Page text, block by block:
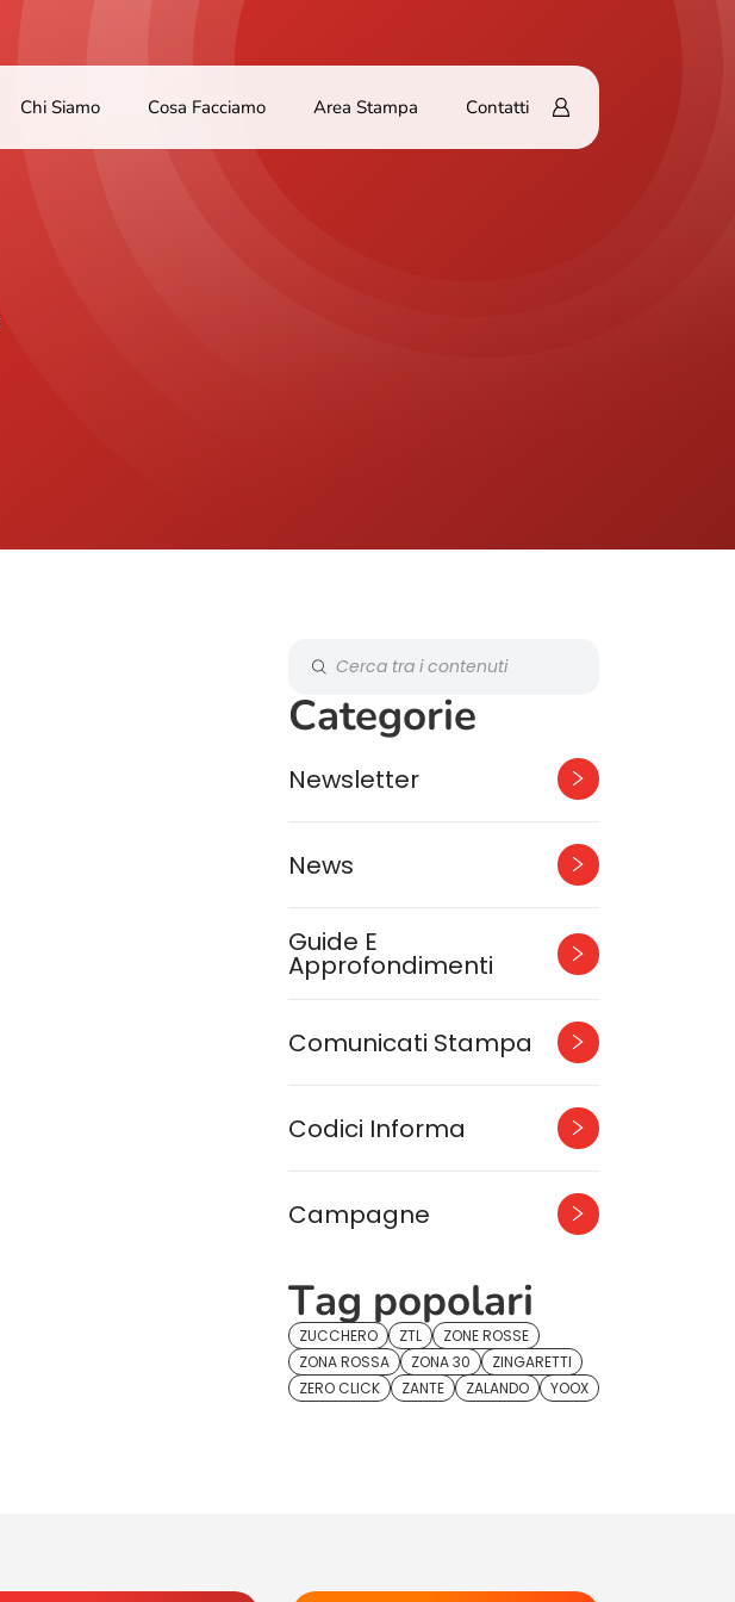
Chi Siamo Cosa Facciamo Area Stampa Contatti
Categorie
Newsletter
News
Guide E
Approfondimenti
Comunicati Stampa
Codici Informa
Campagne
Tag popolari
ZUCCHERO ZTL
ZONE ROSSE
ZONA ROSSA
ZONA 30
ZINGARETTI
ZERO CLICK
ZANTE ZALANDO YOOX